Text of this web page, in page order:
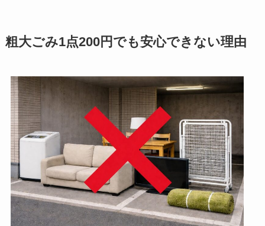
粗大ごみ1点200円でも安心できない理由